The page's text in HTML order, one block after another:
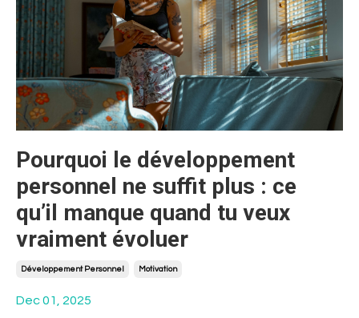
Pourquoi le développement
personnel ne suffit plus : ce
qu’il manque quand tu veux
vraiment évoluer
Développement Personnel Motivation
Dec 01, 2025